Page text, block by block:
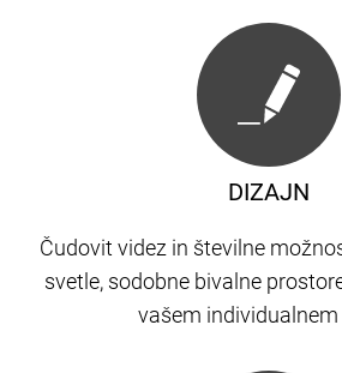
DIZAJN
Čudovit videz in številne
svetle, sodobne bivalne
vašem individualnem